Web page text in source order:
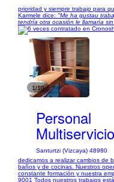
prioridad y siempre trabajo para
Karmele dice: "Me ha gustau
tendría otra ocasión le llamaría
1/10
Personal
Santurtzi (Vizcaya) 48980
dedicamos a realizar cambios de
baños y de cocinas. Nuestros
constante formación y nuestra
9001 Todos nuestros trabajos